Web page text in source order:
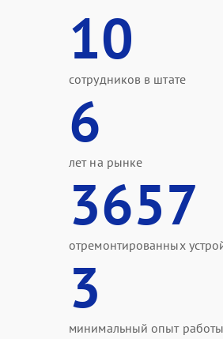
10
сотрудников в штате
6
лет на рынке
3657
отремонтированных
3
минимальный опыт